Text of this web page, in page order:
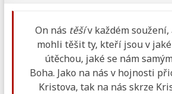
On nás těšív každém
mohli těšit ty, kteří jsou v
útěchou, jaké se nám
Boha. Jako na nás v hojnosti
Kristova, tak na nás skrze